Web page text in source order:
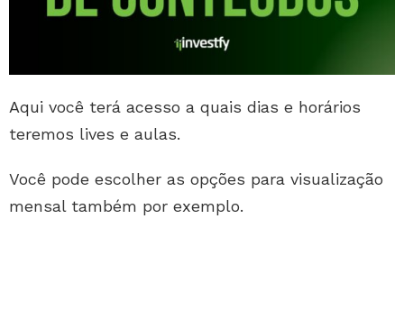
Aqui você terá acesso a quais dias e horários
teremos lives e aulas.
Você pode escolher as opções para visualização
mensal também por exemplo.